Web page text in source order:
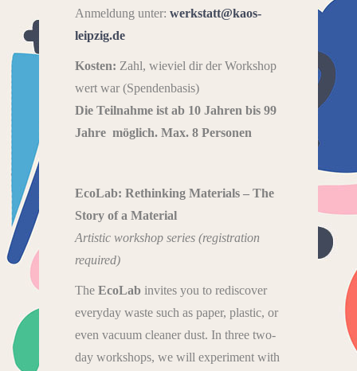
Anmeldung unter: werkstatt@kaos-
leipzig.de
Kosten: Zahl, wieviel dir der Workshop
wert war (Spendenbasis)
Die Teilnahme ist ab 10 Jahren bis 99
Jahre möglich. Max. 8 Personen
EcoLab: Rethinking Materials – The
Story of a Material
Artistic workshop series (registration
required)
The EcoLab invites you to rediscover
everyday waste such as paper, plastic, or
even vacuum cleaner dust. In three two-
day workshops, we will experiment with